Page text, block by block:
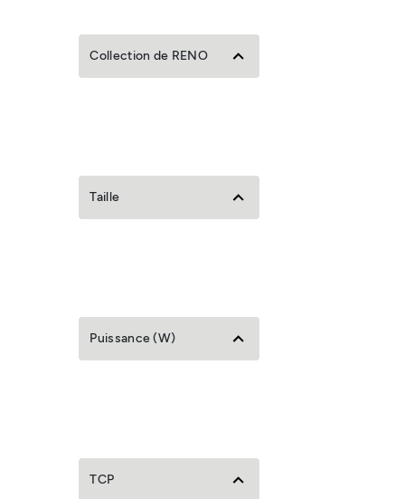
Collection de RENO
Taille
Puissance (W)
TCP